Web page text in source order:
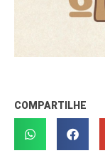
COMPARTILHE